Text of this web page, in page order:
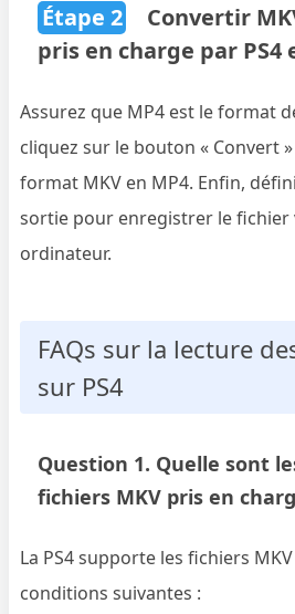
Étape 2
Convertir
pris en charge par PS4
Assurez que MP4 est le format
cliquez sur le bouton « Convert
format MKV en MP4. Enfin,
sortie pour enregistrer le fichier
ordinateur.
FAQs sur la lecture
sur PS4
Question 1. Quelle sont
fichiers MKV pris en
La PS4 supporte les fichiers
conditions suivantes :